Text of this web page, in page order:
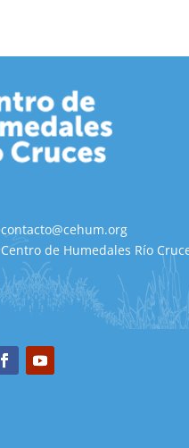
contacto@cehum.org
Centro de Humedales Río